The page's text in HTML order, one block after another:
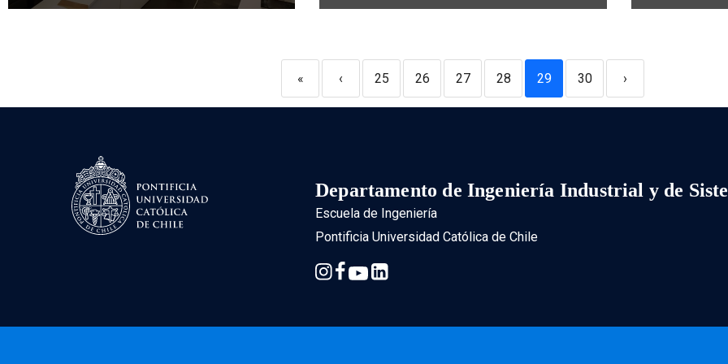
« ‹ 25 26 27 28 29 30 ›
Departamento de Ingeniería Industrial y de
Escuela de Ingeniería
Pontificia Universidad Católica de Chile